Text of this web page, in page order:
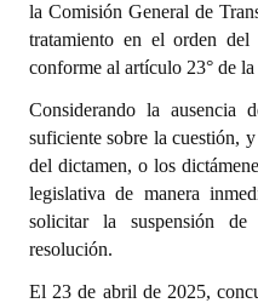
Huéspedes de Honor -
Reconocimientos - Registro
Bariloche, Municipio
Entrega de distinciones
REFORMA DE LA CARTA
la Comisión General de
tratamiento en el orden
conforme al artículo 23° de
Considerando la ausencia
suficiente sobre la cuestión,
del dictamen, o los
legislativa de manera
solicitar la suspensión
resolución.
El 23 de abril de 2025,